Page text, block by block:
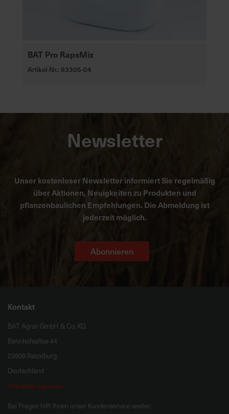
BAT Pro RapsMix
Artikel-Nr.: 63305-04
Newsletter
Unser kostenloser Newsletter informiert Sie regelmäßig
über Aktionen, Neuigkeiten zu Produkten und
pflanzenbaulichen Empfehlungen. Die Abmeldung ist
jederzeit möglich.
Abonnieren
Kontakt
BAT Agrar GmbH & Co. KG
Bahnhofsallee 44
23909 Ratzeburg
Deutschland
info@bat-agrar.de
Bei Fragen hilft Ihnen unser Kundenservice weiter: